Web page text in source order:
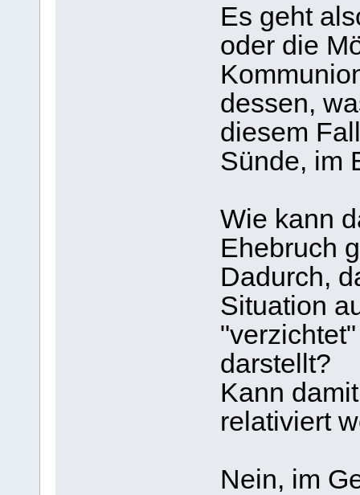
Es geht
oder die
dessen,
diesem
Sünde, im
Wie kann
Ehebruch
Dadurch,
Situation
darstellt?
Kann
relativiert
Nein, im